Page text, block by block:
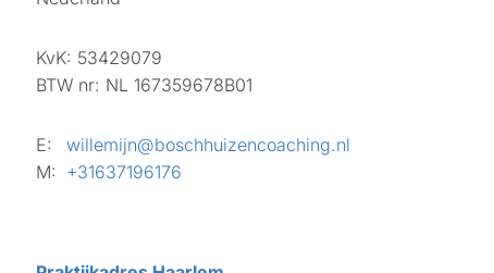
KvK: 53429079
BTW nr: NL 167359678B01
E:
willemijn@boschhuizencoaching.nl
M: +31637196176